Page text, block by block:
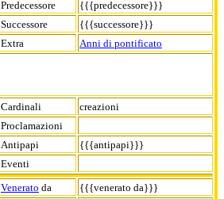
Predecessore
{{{predecessore}}}
Successore
{{{successore}}}
Extra
Anni di pontificato
Cardinali
creazioni
Proclamazioni
Antipapi
{{{antipapi}}}
Eventi
Venerato da {{{venerato da}}}